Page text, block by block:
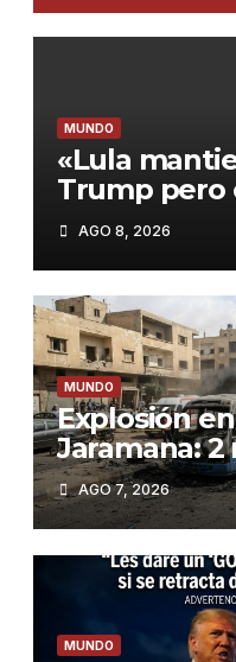
MUNDO
«Lula
Trump pero
Rubio: ‘Es
que odia a
AGO 8, 2026
MUNDO
Explosión
Jaramana: 2
heridos en
reivindicado
Damasco
AGO 7, 2026
MUNDO